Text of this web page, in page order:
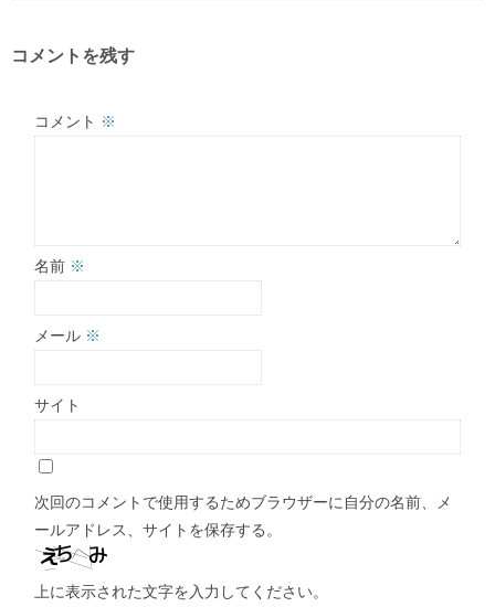
コメントを残す
コメント ※
名前 ※
メール ※
サイト
次回のコメントで使用するためブラウザーに自分の名前、メ
ールアドレス、サイトを保存する。
上に表示された文字を入力してください。